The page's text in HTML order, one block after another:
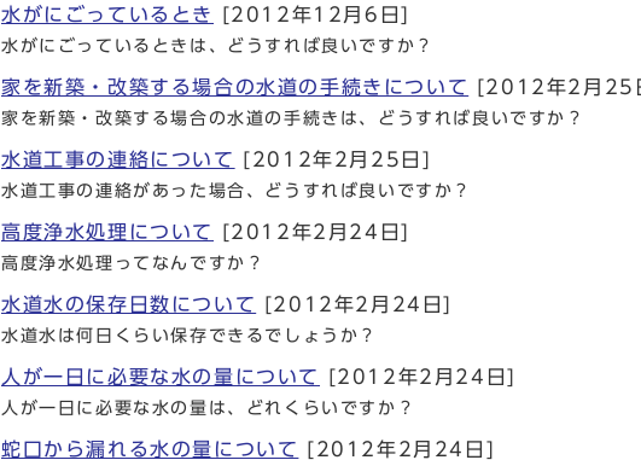
水がにごっているとき [2012年12月6日]
水がにごっているときは、どうすれば良いですか？
家を新築・改築する場合の水道の手続きについて [2012年2月25
家を新築・改築する場合の水道の手続きは、どうすれば良いですか？
水道工事の連絡について [2012年2月25日]
水道工事の連絡があった場合、どうすれば良いですか？
高度浄水処理について [2012年2月24日]
高度浄水処理ってなんですか？
水道水の保存日数について [2012年2月24日]
水道水は何日くらい保存できるでしょうか？
人が一日に必要な水の量について [2012年2月24日]
人が一日に必要な水の量は、どれくらいですか？
蛇口から漏れる水の量について [2012年2月24日]